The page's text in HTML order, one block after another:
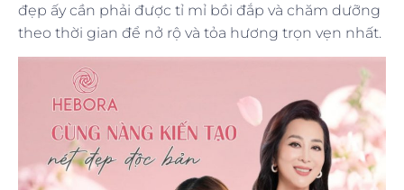
đẹp ấy cần phải được tỉ mỉ bồi đắp và chăm dưỡng
theo thời gian để nở rộ và tỏa hương trọn vẹn nhất.